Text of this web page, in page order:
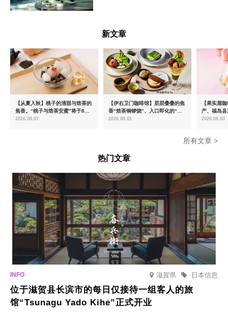
新文章
【从夏入秋】桃子的清甜与焙茶的
焦香。“桃子与焙茶安蜜”将于8月
中旬起限时发售
2026.08.07
【伊右卫门咖啡馆】层层叠叠的焦
香“焙茶铜锣烧”、入口即化的“宇
治抹茶提拉米苏”全新登场
2026.08.05
【果实屋
产、福岛
2026.08.03
所有文章 >
热门文章
滋賀県 日本信息
位于滋贺县长滨市的每日仅接待一组客人的旅
馆“Tsunagu Yado Kihe”正式开业